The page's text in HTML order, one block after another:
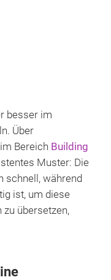
besser im
Über
Bereich Building
Muster: Die
schnell, während
ist, um diese
zu übersetzen,